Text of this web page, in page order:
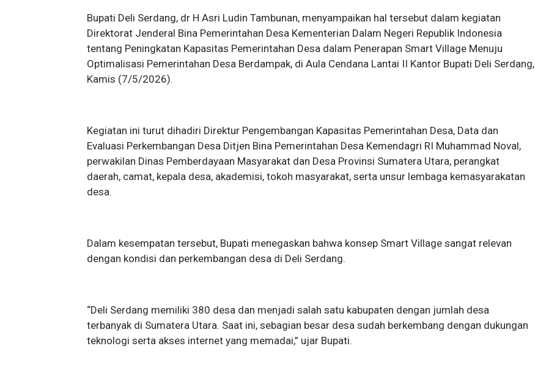
Bupati Deli Serdang, dr H Asri Ludin Tambunan, menyampaikan hal tersebut dalam kegiatan
Direktorat Jenderal Bina Pemerintahan Desa Kementerian Dalam Negeri Republik Indonesia
tentang Peningkatan Kapasitas Pemerintahan Desa dalam Penerapan Smart Village Menuju
Optimalisasi Pemerintahan Desa Berdampak, di Aula Cendana Lantai II Kantor Bupati Deli Serdang,
Kamis (7/5/2026).
Kegiatan ini turut dihadiri Direktur Pengembangan Kapasitas Pemerintahan Desa, Data dan
Evaluasi Perkembangan Desa Ditjen Bina Pemerintahan Desa Kemendagri RI Muhammad Noval,
perwakilan Dinas Pemberdayaan Masyarakat dan Desa Provinsi Sumatera Utara, perangkat
daerah, camat, kepala desa, akademisi, tokoh masyarakat, serta unsur lembaga kemasyarakatan
desa.
Dalam kesempatan tersebut, Bupati menegaskan bahwa konsep Smart Village sangat relevan
dengan kondisi dan perkembangan desa di Deli Serdang.
“Deli Serdang memiliki 380 desa dan menjadi salah satu kabupaten dengan jumlah desa
terbanyak di Sumatera Utara. Saat ini, sebagian besar desa sudah berkembang dengan dukungan
teknologi serta akses internet yang memadai,” ujar Bupati.